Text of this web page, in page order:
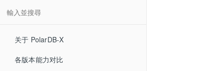
关于 PolarDB-X
各版本能力对比